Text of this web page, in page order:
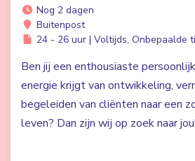
Nog 2 dagen
Buitenpost
24 - 26 uur | Voltijds, Onbepaalde
Ben jij een enthousiaste
energie krijgt van ontwikkeling,
begeleiden van cliënten naar een
leven? Dan zijn wij op zoek naar jou!